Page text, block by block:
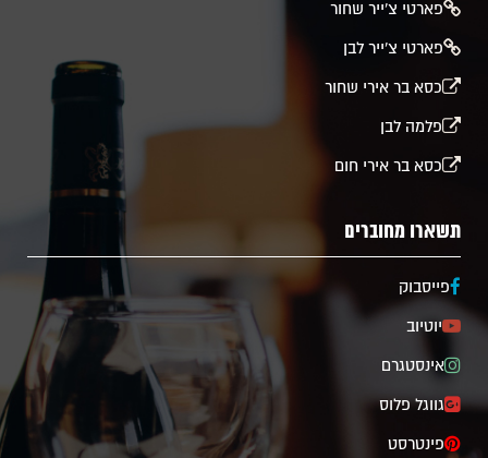
​פארטי צ'ייר שחור
פארטי צ'ייר לבן
כסא בר אירי שחור
פלמה לבן
כסא בר אירי חום
תשארו מחוברים
פייסבוק
יוטיוב
אינסטגרם
גווגל פלוס
פינטרסט